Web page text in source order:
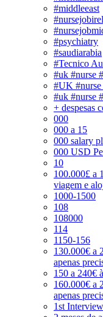
#middleeast
#psychiatry
#saudiarabia
#Tecnico
#uk #nurse
#UK #nurse
#uk #nurse
+ despesas
000
000 a 15
000 salary
000 USD
10
100.000£ a
viagem e
1000-1500
108
108000
114
1150-156
130.000€ a
apenas
150 a 240€
160.000€ a
apenas
1st